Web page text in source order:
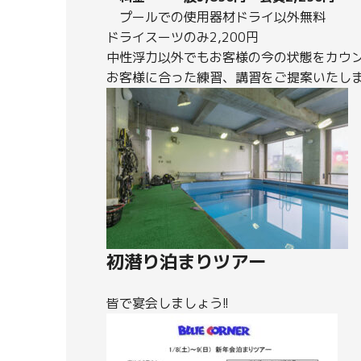
プールでの使用器材ドライ以外無料
ドライスーツのみ2,200円
中性浮力以外でもお客様の今の状態をカウ
お客様に合った練習、講習をご提案いたしま
初潜り泊まりツアー
皆で宴会しましょう!!